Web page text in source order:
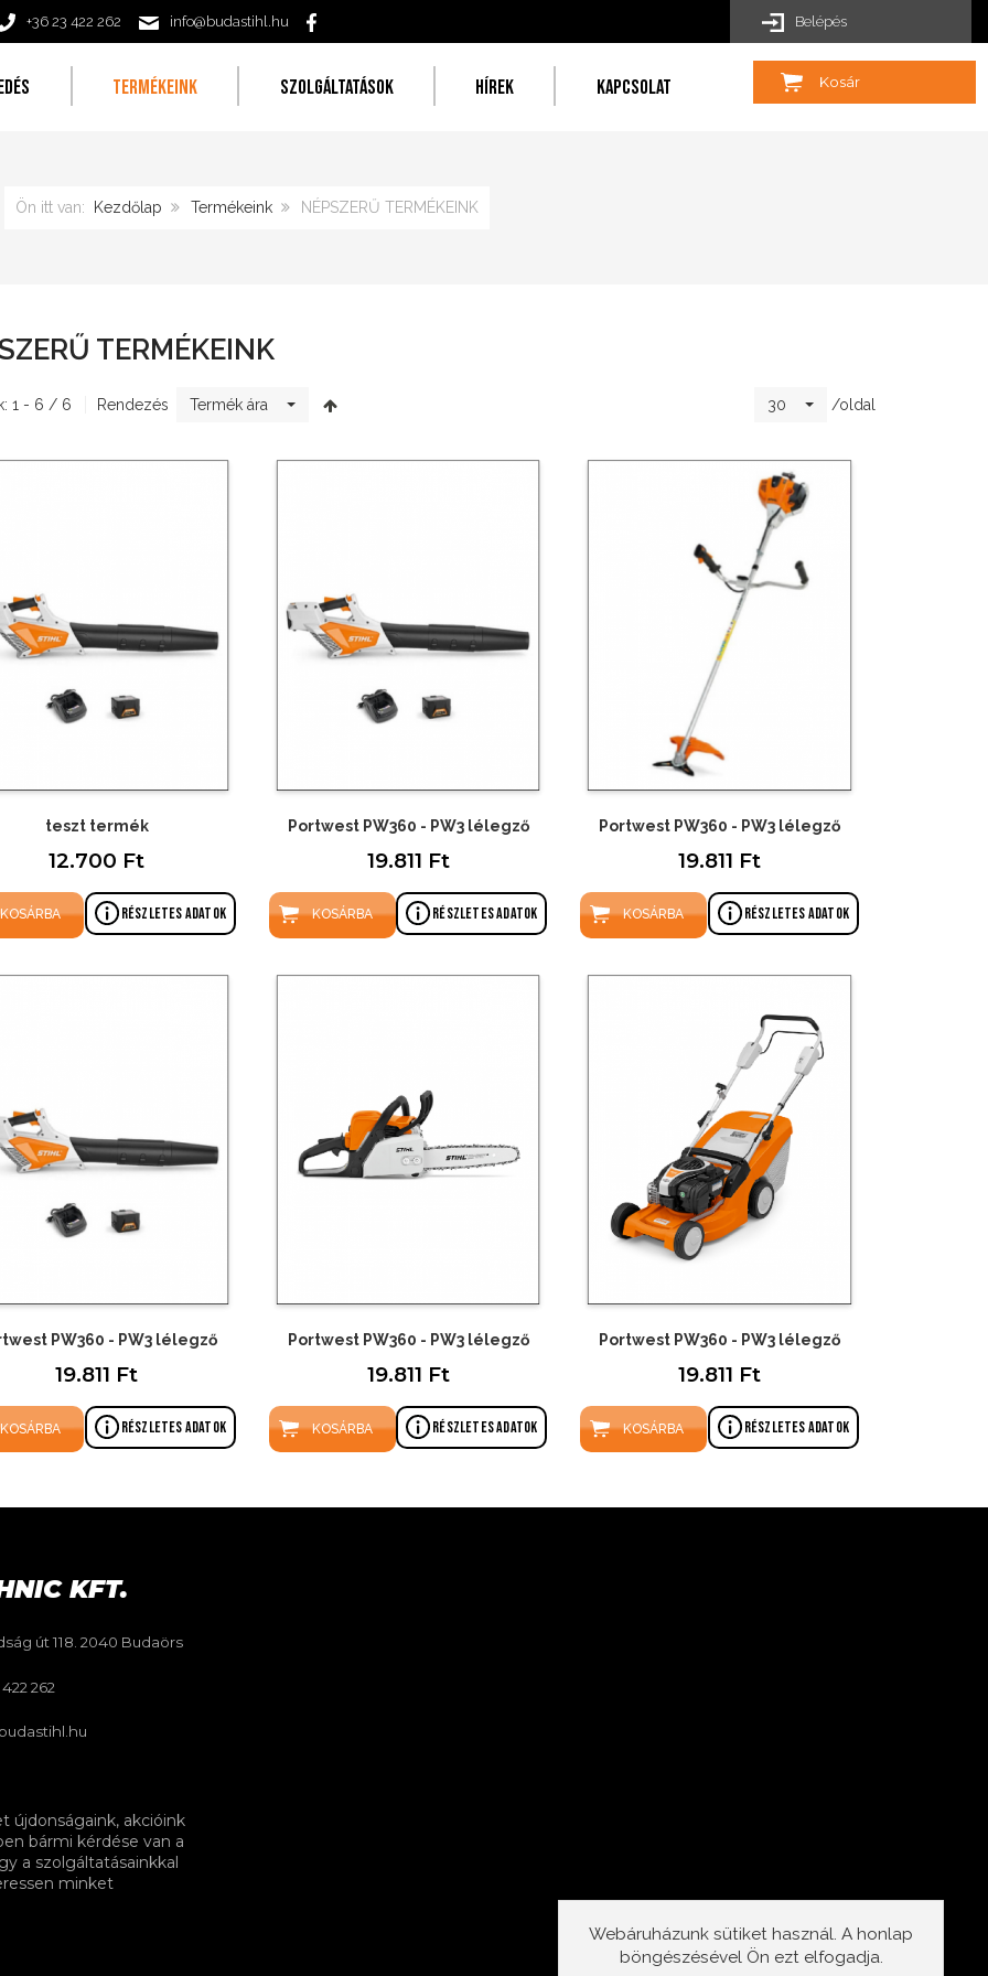
+36 23 422 262 info@budastihl.hu Belépés
TERMÉKEINK SZOLGÁLTATÁSOK HÍREK KAPCSOLAT Kosár
Ön itt van: Kezdőlap Termékeink NÉPSZERŰ TERMÉKEINK
TERMÉKEINK
1 - 6 / 6 Rendezés Termék ára 30 /oldal
teszt termék
12.700 Ft
Részletes adatok
Portwest PW360 - PW3 lélegző
19.811 Ft
Részletes adatok
Portwest PW360 - PW3 lélegző
19.811 Ft
Részletes adatok
PW360 - PW3 lélegző
19.811 Ft
Részletes adatok
Portwest PW360 - PW3 lélegző
19.811 Ft
Részletes adatok
Portwest PW360 - PW3 lélegző
19.811 Ft
Részletes adatok
KFT.
út 118. 2040 Budaörs
262
újdonságaink, akcióink
bármi kérdése van a
a szolgáltatásainkkal
minket
Webáruházunk sütiket használ. A honlap
böngészésével Ön ezt elfogadja.